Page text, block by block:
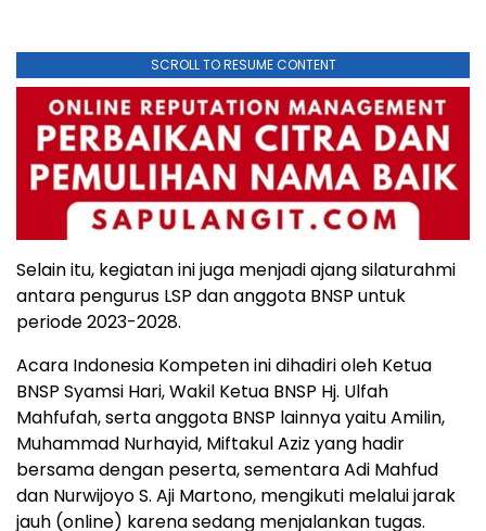
SCROLL TO RESUME CONTENT
Selain itu, kegiatan ini juga menjadi ajang silaturahmi
antara pengurus LSP dan anggota BNSP untuk
periode 2023-2028.
Acara Indonesia Kompeten ini dihadiri oleh Ketua
BNSP Syamsi Hari, Wakil Ketua BNSP Hj. Ulfah
Mahfufah, serta anggota BNSP lainnya yaitu Amilin,
Muhammad Nurhayid, Miftakul Aziz yang hadir
bersama dengan peserta, sementara Adi Mahfud
dan Nurwijoyo S. Aji Martono, mengikuti melalui jarak
jauh (online) karena sedang menjalankan tugas.